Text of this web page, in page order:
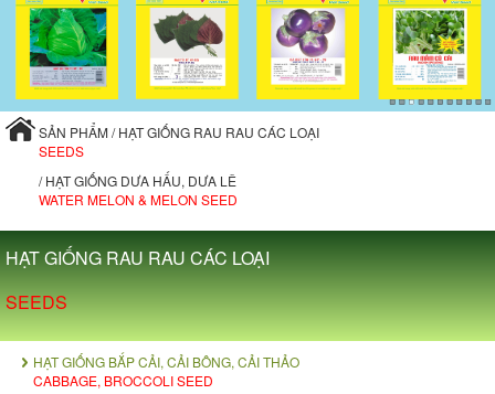
SẢN PHẨM / HẠT GIỐNG RAU RAU CÁC LOẠI
SEEDS
/ HẠT GIỐNG DƯA HẤU, DƯA LÊ
WATER MELON & MELON SEED
HẠT GIỐNG RAU RAU CÁC LOẠI
SEEDS
HẠT GIỐNG BẮP CẢI, CẢI BÔNG, CẢI THẢO
CABBAGE, BROCCOLI SEED